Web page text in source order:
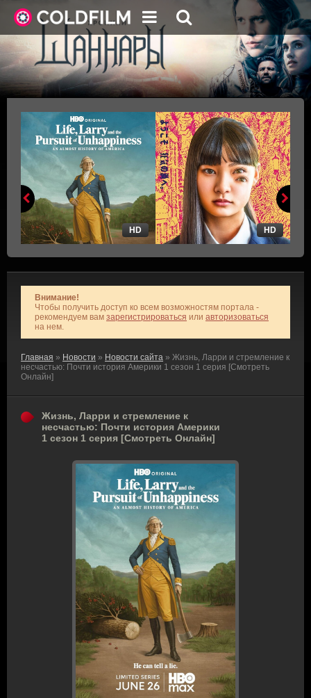
HD HD
Внимание!
Чтобы получить доступ ко всем возможностям портала -
рекомендуем вам зарегистрироваться или авторизоваться
на нем.
Главная » Новости » Новости сайта » Жизнь, Ларри и стремление к
несчастью: Почти история Америки 1 сезон 1 серия [Смотреть
Онлайн]
Жизнь, Ларри и стремление к
несчастью: Почти история Америки
1 сезон 1 серия [Смотреть Онлайн]